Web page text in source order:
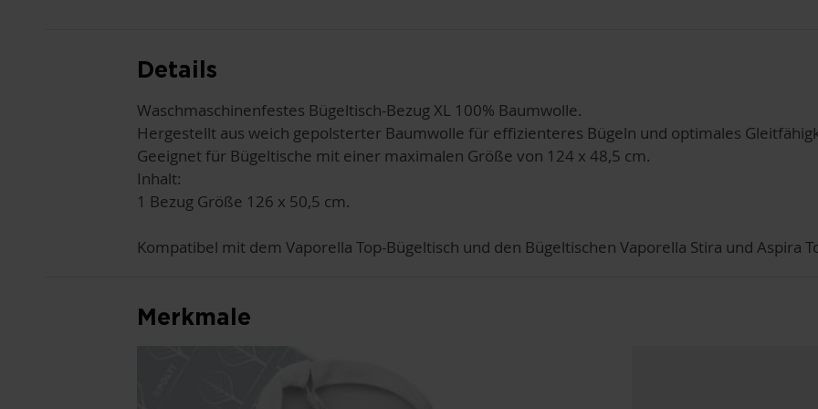
Details
Waschmaschinenfestes Bügeltisch-Bezug XL 100% Baumwolle.
Hergestellt aus weich gepolsterter Baumwolle für effizienteres Bügeln und optimales
Geeignet für Bügeltische mit einer maximalen Größe von 124 x 48,5 cm.
Inhalt:
1 Bezug Größe 126 x 50,5 cm.
Kompatibel mit dem Vaporella Top-Bügeltisch und den Bügeltischen Vaporella Stira und Aspira
Merkmale